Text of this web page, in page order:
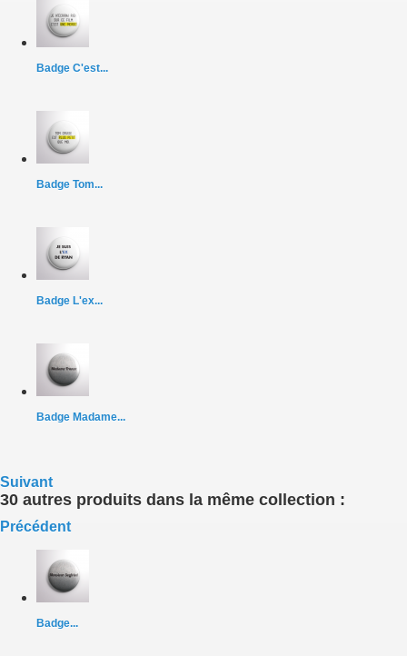
Badge C'est...
Badge Tom...
Badge L'ex...
Badge Madame...
Suivant
30 autres produits dans la même collection :
Précédent
Badge...